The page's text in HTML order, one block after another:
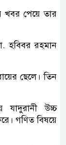
খবর পেয়ে তার
হবিবর রহমান
ছেলে। তিন
উচ্চ
গণিত বিষয়ে